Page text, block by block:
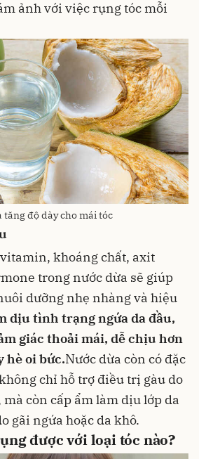
ảnh với việc rụng tóc mỗi
độ dày cho mái tóc
vitamin, khoáng chất, axit
trong nước dừa sẽ giúp
dưỡng nhẹ nhàng và hiệu
dịu tình trạng ngứa da đầu,
giác thoải mái, dễ chịu hơn
hè oi bức.Nước dừa còn có đặc
chỉ hỗ trợ điều trị gàu do
còn cấp ẩm làm dịu lớp da
gãi ngứa hoặc da khô.
được với loại tóc nào?